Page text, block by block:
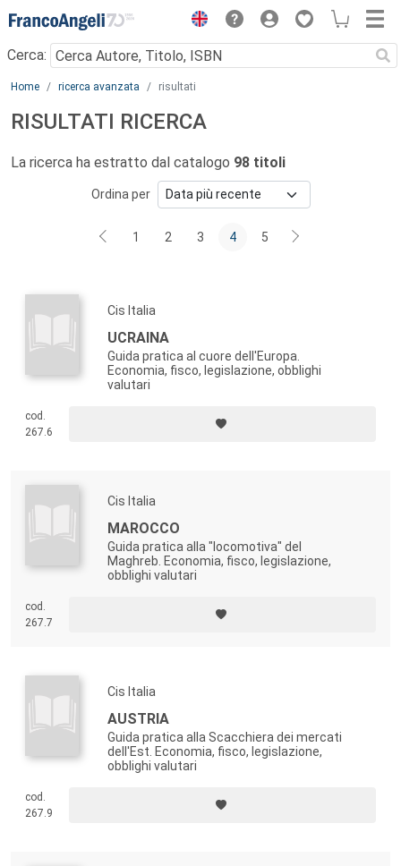
Menu
Cerca:
Main content
Home ricerca avanzata risultati
RISULTATI RICERCA
La ricerca ha estratto dal catalogo 98 titoli
Ordina per
1 2 3 4 5
Cis Italia
UCRAINA
Guida pratica al cuore dell'Europa.
Economia, fisco, legislazione, obblighi
valutari
cod.
267.6
Cis Italia
MAROCCO
Guida pratica alla "locomotiva" del
Maghreb. Economia, fisco, legislazione,
obblighi valutari
cod.
267.7
Cis Italia
AUSTRIA
Guida pratica alla Scacchiera dei mercati
dell'Est. Economia, fisco, legislazione,
obblighi valutari
cod.
267.9